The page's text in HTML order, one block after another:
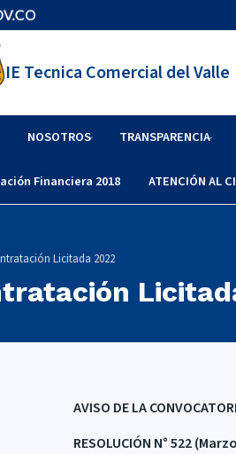
IE Tecnica Comercial del Valle
NOSOTROS TRANSPARENCIA
Financiera 2018 ATENCIÓN AL
Licitada 2022
AVISO DE LA
RESOLUCIÓN N° 522